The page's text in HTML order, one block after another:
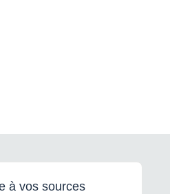
à vos sources